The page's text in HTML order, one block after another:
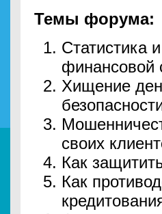
Темы форума:
Статистика
финансовой
Хищение
своих
Как
Как